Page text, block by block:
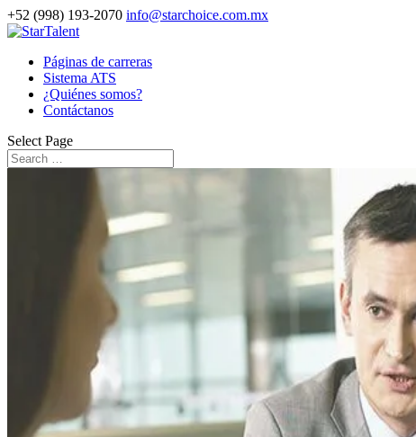
+52 (998) 193-2070 info@starchoice.com.mx
Páginas de carreras
Sistema ATS
¿Quiénes somos?
Contáctanos
Select Page